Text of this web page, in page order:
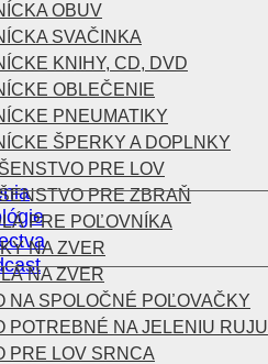
OBUV
SVAČINKA
KNIHY, CD, DVD
OBLEČENIE
PNEUMATIKY
ŠPERKY A DOPLNKY
PRE LOV
PRE ZBRAŇ
PRE POĽOVNÍKA
NA ZVER
NA ZVER
NA SPOLOČNÉ POĽOVAČKY
POTREBNÉ NA JELENIU RUJU
PRE LOV SRNCA